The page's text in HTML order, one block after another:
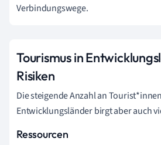
Verbindungswege.
Tourismus in
Risiken
Die steigende Anzahl an
Entwicklungsländer birgt aber auch
Ressourcen